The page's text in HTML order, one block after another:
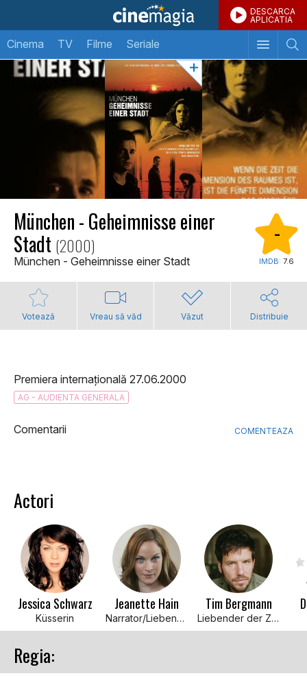
DESCARCA
APLICATIA
Cinema TV Filme Seriale
München - Geheimnisse einer
Stadt (2000)
München - Geheimnisse einer Stadt
-
IMDB: 7.6
Votează Vreau să văd Văzut Distribuie
Premiera internațională 27.06.2000
AG - AUDIENTA GENERALA
Comentarii COMENTEAZA
Actori
Jessica Schwarz
Küsserin
Jeanette Hain
Narrator/Liebende der Zukunft
Tim Bergmann
Liebender der Zukunft
Regia: